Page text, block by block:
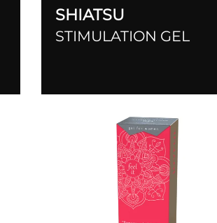
SHIATSU
STIMULATION GEL